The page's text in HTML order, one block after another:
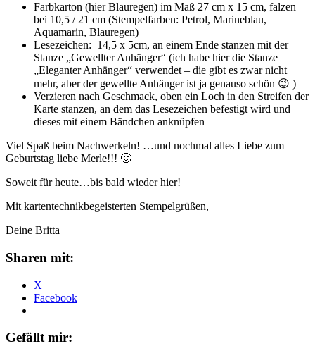
Farbkarton (hier Blauregen) im Maß 27 cm x 15 cm, falzen
bei 10,5 / 21 cm (Stempelfarben: Petrol, Marineblau,
Aquamarin, Blauregen)
Lesezeichen: 14,5 x 5cm, an einem Ende stanzen mit der
Stanze „Gewellter Anhänger“ (ich habe hier die Stanze
„Eleganter Anhänger“ verwendet – die gibt es zwar nicht
mehr, aber der gewellte Anhänger ist ja genauso schön 😉 )
Verzieren nach Geschmack, oben ein Loch in den Streifen der
Karte stanzen, an dem das Lesezeichen befestigt wird und
dieses mit einem Bändchen anknüpfen
Viel Spaß beim Nachwerkeln! …und nochmal alles Liebe zum
Geburtstag liebe Merle!!! 🙂
Soweit für heute…bis bald wieder hier!
Mit kartentechnikbegeisterten Stempelgrüßen,
Deine Britta
Sharen mit:
X
Facebook
Gefällt mir: